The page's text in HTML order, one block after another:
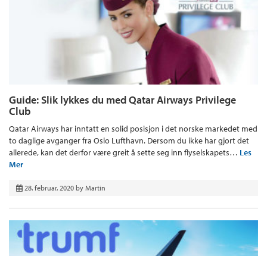
Guide: Slik lykkes du med Qatar Airways Privilege
Club
Qatar Airways har inntatt en solid posisjon i det norske markedet med
to daglige avganger fra Oslo Lufthavn. Dersom du ikke har gjort det
allerede, kan det derfor være greit å sette seg inn flyselskapets… Les
Mer
28. februar, 2020 by Martin